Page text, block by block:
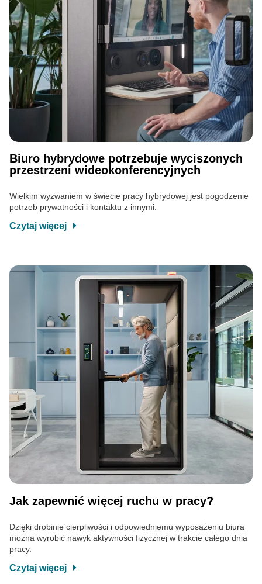
Biuro hybrydowe potrzebuje wyciszonych
przestrzeni wideokonferencyjnych
Wielkim wyzwaniem w świecie pracy hybrydowej jest pogodzenie
potrzeb prywatności i kontaktu z innymi.
Czytaj więcej
Jak zapewnić więcej ruchu w pracy?
Dzięki drobinie cierpliwości i odpowiedniemu wyposażeniu biura
można wyrobić nawyk aktywności fizycznej w trakcie całego dnia
pracy.
Czytaj więcej